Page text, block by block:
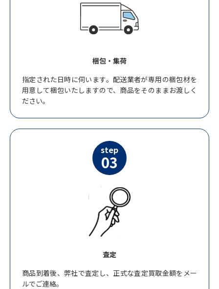
梱包・集荷
指定された日時に伺います。配送業者が専用の梱包材を
用意して梱包いたしますので、商品をそのままお渡しく
ださい。
step
03
査定
商品到着後、弊社で査定し、正式な査定買取金額をメー
ルでご連絡。